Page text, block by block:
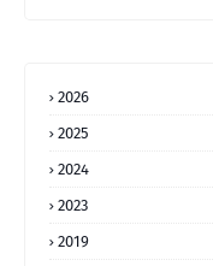
2026
2025
2024
2023
2019